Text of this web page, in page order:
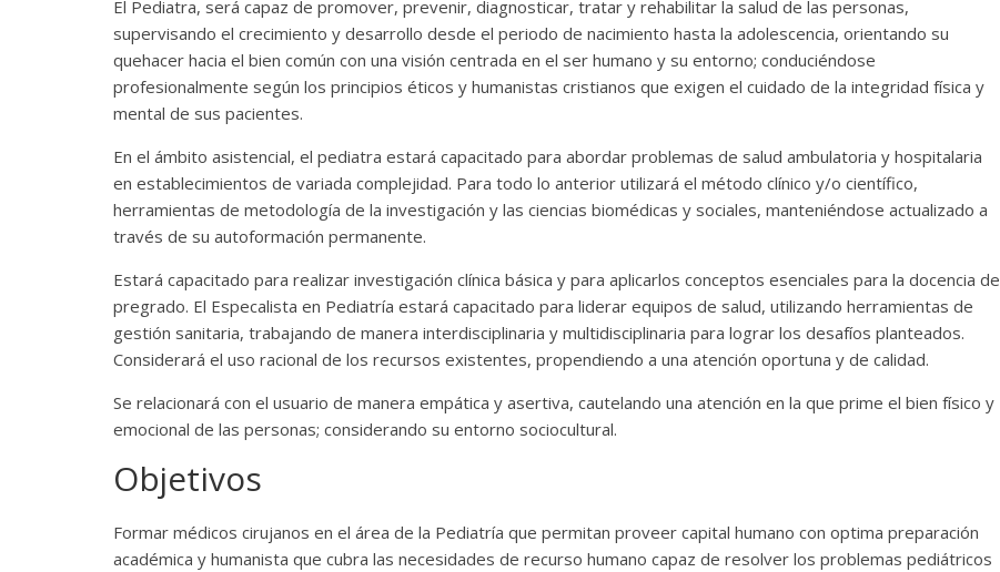
El Pediatra, será capaz de promover, prevenir, diagnosticar, tratar y rehabilitar la salud de las personas,
supervisando el crecimiento y desarrollo desde el periodo de nacimiento hasta la adolescencia, orientando su
quehacer hacia el bien común con una visión centrada en el ser humano y su entorno; conduciéndose
profesionalmente según los principios éticos y humanistas cristianos que exigen el cuidado de la integridad física y
mental de sus pacientes.
En el ámbito asistencial, el pediatra estará capacitado para abordar problemas de salud ambulatoria y hospitalaria
en establecimientos de variada complejidad. Para todo lo anterior utilizará el método clínico y/o científico,
herramientas de metodología de la investigación y las ciencias biomédicas y sociales, manteniéndose actualizado a
través de su autoformación permanente.
Estará capacitado para realizar investigación clínica básica y para aplicarlos conceptos esenciales para la docencia de
pregrado. El Especalista en Pediatría estará capacitado para liderar equipos de salud, utilizando herramientas de
gestión sanitaria, trabajando de manera interdisciplinaria y multidisciplinaria para lograr los desafíos planteados.
Considerará el uso racional de los recursos existentes, propendiendo a una atención oportuna y de calidad.
Se relacionará con el usuario de manera empática y asertiva, cautelando una atención en la que prime el bien físico y
emocional de las personas; considerando su entorno sociocultural.
Objetivos
Formar médicos cirujanos en el área de la Pediatría que permitan proveer capital humano con optima preparación
académica y humanista que cubra las necesidades de recurso humano capaz de resolver los problemas pediátricos